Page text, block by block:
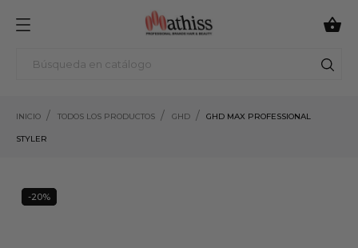

INICIO TODOS LOS PRODUCTOS GHD GHD MAX PROFESSIONAL
STYLER
20%
-20%